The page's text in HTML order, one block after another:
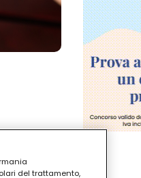
del trattamento,